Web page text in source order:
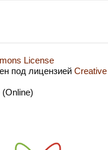
под лицензией
(Online)